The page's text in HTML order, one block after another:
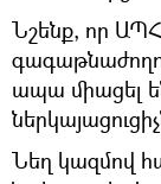
Նշենք, որ
ապա միացել
Նեղ կազմով